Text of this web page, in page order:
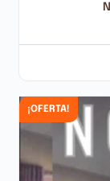
¡OFERTA!